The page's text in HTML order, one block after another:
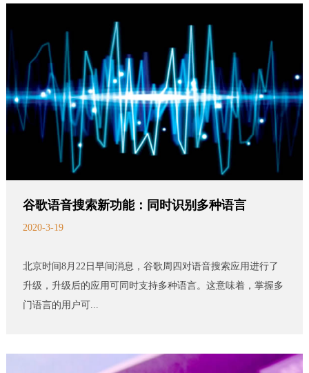
谷歌语音搜索新功能：同时识别多种语言
2020-3-19
北京时间8月22日早间消息，谷歌周四对语音搜索应用进行了
升级，升级后的应用可同时支持多种语言。这意味着，掌握多
门语言的用户可...